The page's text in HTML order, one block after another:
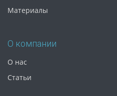
Материалы
О компании
О нас
Статьи